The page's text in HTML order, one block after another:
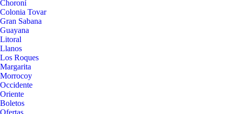
Choroní
Colonia Tovar
Gran Sabana
Guayana
Litoral
Llanos
Los Roques
Margarita
Morrocoy
Occidente
Oriente
Boletos
Ofertas